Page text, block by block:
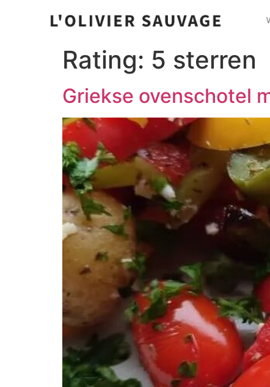
Rating: 5 sterren
Griekse ovenschotel